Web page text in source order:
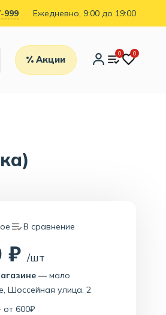
999 Ежедневно, 9:00 до 19:00
Акции
0 0
В сравнение
₽/шт
— мало
Шоссейная улица, 2
600₽